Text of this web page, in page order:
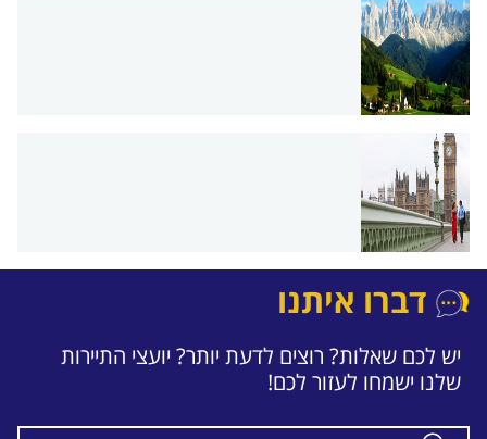
דברו איתנו
יש לכם שאלות? רוצים לדעת יותר? יועצי התיירות
שלנו ישמחו לעזור לכם!